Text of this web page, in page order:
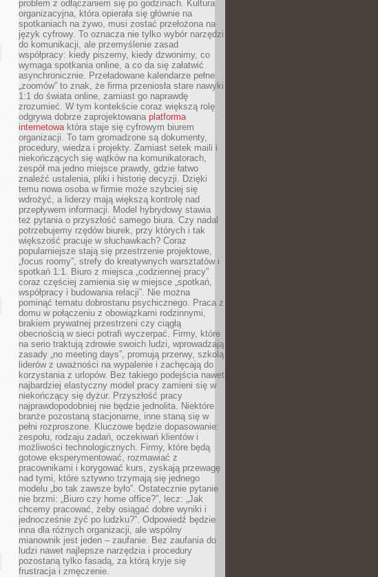
problem z odłączaniem się po godzinach. Kultura
organizacyjna, która opierała się głównie na
spotkaniach na żywo, musi zostać przełożona na
język cyfrowy. To oznacza nie tylko wybór narzędzi
do komunikacji, ale przemyślenie zasad
współpracy: kiedy piszemy, kiedy dzwonimy, co
wymaga spotkania online, a co da się załatwić
asynchronicznie. Przeładowane kalendarze pełne
„zoomów” to znak, że firma przeniosła stare nawyki
1:1 do świata online, zamiast go naprawdę
zrozumieć. W tym kontekście coraz większą rolę
odgrywa dobrze zaprojektowana platforma
internetowaktóra staje się cyfrowym biurem
organizacji. To tam gromadzone są dokumenty,
procedury, wiedza i projekty. Zamiast setek maili i
niekończących się wątków na komunikatorach,
zespół ma jedno miejsce prawdy, gdzie łatwo
znaleźć ustalenia, pliki i historię decyzji. Dzięki
temu nowa osoba w firmie może szybciej się
wdrożyć, a liderzy mają większą kontrolę nad
przepływem informacji. Model hybrydowy stawia
też pytania o przyszłość samego biura. Czy nadal
potrzebujemy rzędów biurek, przy których i tak
większość pracuje w słuchawkach? Coraz
popularniejsze stają się przestrzenie projektowe,
„focus roomy”, strefy do kreatywnych warsztatów i
spotkań 1:1. Biuro z miejsca „codziennej pracy”
coraz częściej zamienia się w miejsce „spotkań,
współpracy i budowania relacji”. Nie można
pominąć tematu dobrostanu psychicznego. Praca z
domu w połączeniu z obowiązkami rodzinnymi,
brakiem prywatnej przestrzeni czy ciągłą
obecnością w sieci potrafi wyczerpać. Firmy, które
na serio traktują zdrowie swoich ludzi, wprowadzają
zasady „no meeting days”, promują przerwy, szkolą
liderów z uważności na wypalenie i zachęcają do
korzystania z urlopów. Bez takiego podejścia nawet
najbardziej elastyczny model pracy zamieni się w
niekończący się dyżur. Przyszłość pracy
najprawdopodobniej nie będzie jednolita. Niektóre
branże pozostaną stacjonarne, inne staną się w
pełni rozproszone. Kluczowe będzie dopasowanie:
zespołu, rodzaju zadań, oczekiwań klientów i
możliwości technologicznych. Firmy, które będą
gotowe eksperymentować, rozmawiać z
pracownikami i korygować kurs, zyskają przewagę
nad tymi, które sztywno trzymają się jednego
modelu „bo tak zawsze było”. Ostatecznie pytanie
nie brzmi: „Biuro czy home office?”, lecz: „Jak
chcemy pracować, żeby osiągać dobre wyniki i
jednocześnie żyć po ludzku?”. Odpowiedź będzie
inna dla różnych organizacji, ale wspólny
mianownik jest jeden – zaufanie. Bez zaufania do
ludzi nawet najlepsze narzędzia i procedury
pozostaną tylko fasadą, za którą kryje się
frustracja i zmęczenie.